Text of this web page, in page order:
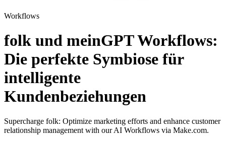
Workflows
folk und meinGPT Workflows:
Die perfekte Symbiose für
intelligente
Kundenbeziehungen
Supercharge folk: Optimize marketing efforts and enhance customer
relationship management with our AI Workflows via Make.com.